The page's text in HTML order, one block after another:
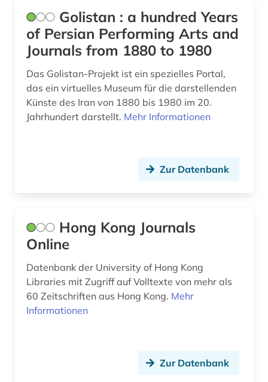
faktendatenbank (1)
fid asien (11)
fid geschichtswissenschaft (1)
finanzstatistik (1)
firma (2)
flucht (1)
forschung (2)
Tuerkei (4)
USA (8)
Ungarn (1)
Golistan : a hundred Years
of Persian Performing Arts and
Journals from 1880 to 1980
Das Golistan-Projekt ist ein spezielles Portal,
das ein virtuelles Museum für die darstellenden
Künste des Iran von 1880 bis 1980 im 20.
Jahrhundert darstellt. Mehr Informationen
Zur Datenbank
Hong Kong Journals
Online
Datenbank der University of Hong Kong
Libraries mit Zugriff auf Volltexte von mehr als
60 Zeitschriften aus Hong Kong. Mehr
Informationen
Zur Datenbank